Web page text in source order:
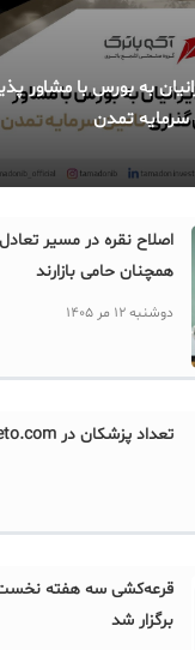
به بورس با مشاور
سرمایه تمدن
اصلاح نقره در مسیر
همچنان حامی بازارند
دوشنبه 12 مر 1405
تعداد پزشکان در doctoreto.com
قرعه‌کشی سه هفته
برگزار شد